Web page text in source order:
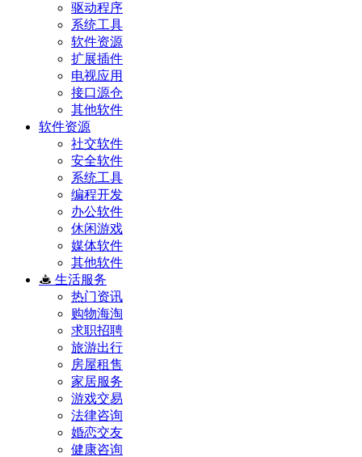
驱动程序
系统工具
软件资源
扩展插件
电视应用
接口源仓
其他软件
软件资源
社交软件
安全软件
系统工具
编程开发
办公软件
休闲游戏
媒体软件
其他软件
生活服务
热门资讯
购物海淘
求职招聘
旅游出行
房屋租售
家居服务
游戏交易
法律咨询
婚恋交友
健康咨询